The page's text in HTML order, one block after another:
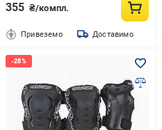
355 ₴/компл.
Привеземо Доставимо